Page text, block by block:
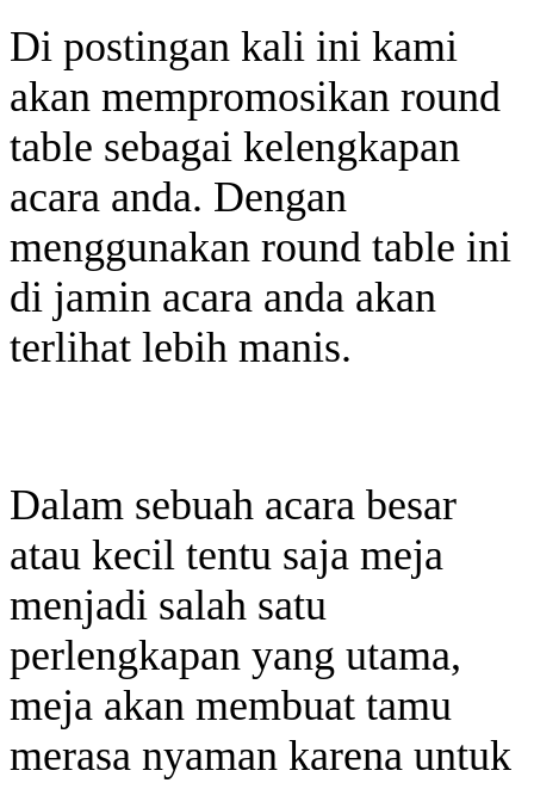
Di postingan kali ini kami
akan mempromosikan round
table sebagai kelengkapan
acara anda. Dengan
menggunakan round table ini
di jamin acara anda akan
terlihat lebih manis.
Dalam sebuah acara besar
atau kecil tentu saja meja
menjadi salah satu
perlengkapan yang utama,
meja akan membuat tamu
merasa nyaman karena untuk